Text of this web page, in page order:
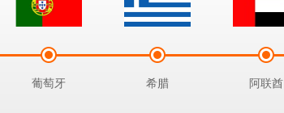
葡萄牙 希腊 阿联酋